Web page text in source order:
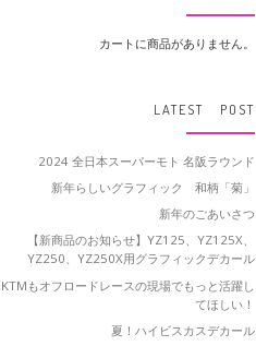
カートに商品がありません。
LATEST POST
2024 全日本スーパーモト 名阪ラウンド
新年らしいグラフィック 和柄「菊」
新年のごあいさつ
【新商品のお知らせ】YZ125、YZ125X、
YZ250、YZ250X用グラフィックデカール
KTMもオフロードレースの現場でもっと活躍し
てほしい！
夏！ハイビスカスデカール